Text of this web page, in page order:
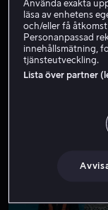
Använda exakta
läsa av enhetens
och/eller få
Personanpassad
innehållsmätning,
tjänsteutveckling.
Lista över partner